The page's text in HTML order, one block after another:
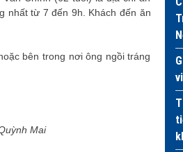
nhất từ 7 đến 9h. Khách đến ăn
bên trong nơi ông ngồi tráng
Mai